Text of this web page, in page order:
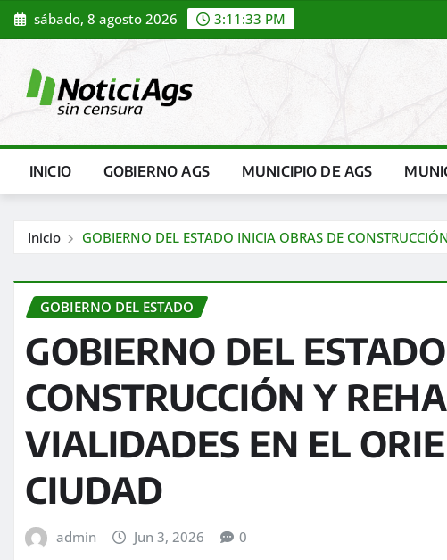
Saltar
al
sábado, 8 agosto 2026 3:11:35 PM
INICIO GOBIERNO AGS MUNICIPIO DE AGS
Inicio GOBIERNO DEL ESTADO INICIA OBRAS DE
GOBIERNO DEL ESTADO
GOBIERNO DEL
CONSTRUCCIÓN Y
VIALIDADES EN EL
CIUDAD
admin Jun 3, 2026 0